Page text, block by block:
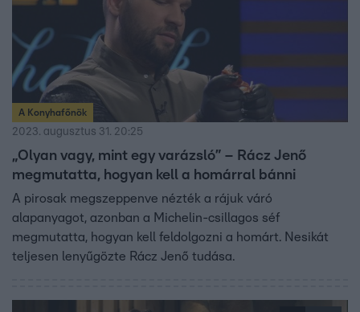
A Konyhafőnök
2023. augusztus 31. 20:25
„Olyan vagy, mint egy varázsló” – Rácz Jenő
megmutatta, hogyan kell a homárral bánni
A pirosak megszeppenve nézték a rájuk váró
alapanyagot, azonban a Michelin-csillagos séf
megmutatta, hogyan kell feldolgozni a homárt. Nesikát
teljesen lenyűgözte Rácz Jenő tudása.